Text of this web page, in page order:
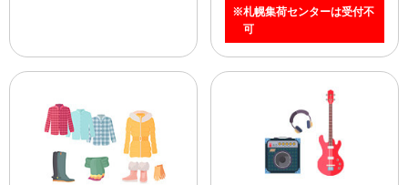
※札幌集荷センターは受付不
可